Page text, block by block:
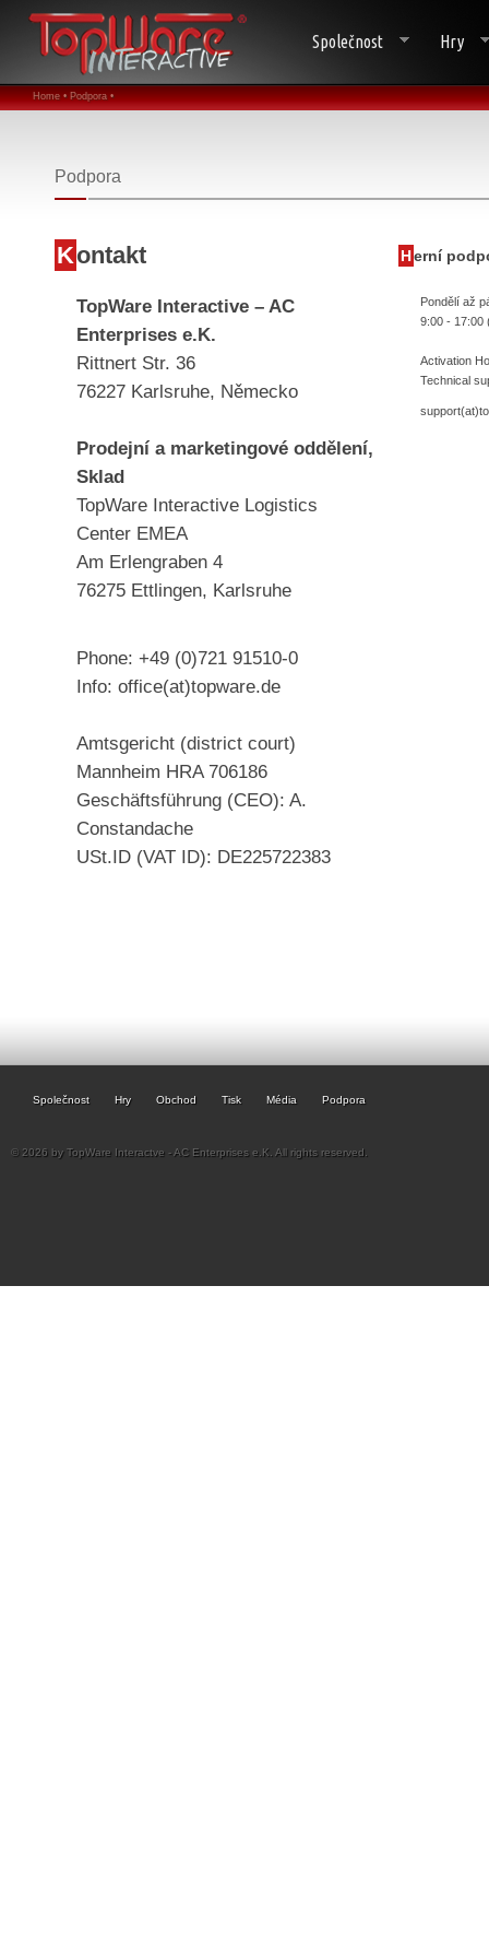
Společnost Hry
Home • Podpora •
Podpora
Kontakt Herní
TopWare Interactive – AC
Enterprises e.K.
Rittnert Str. 36
76227 Karlsruhe, Německo
Prodejní a marketingové oddělení,
Sklad
TopWare Interactive Logistics
Center EMEA
Am Erlengraben 4
76275 Ettlingen, Karlsruhe
Phone: +49 (0)721 91510-0
Info: office(at)topware.de
Amtsgericht (district court)
Mannheim HRA 706186
Geschäftsführung (CEO): A.
Constandache
USt.ID (VAT ID): DE225722383
Pondělí až
9:00 - 17:00
Activation
Technical
Společnost Hry Obchod Tisk Média Podpora
© 2026 by TopWare Interactve - AC Enterprises e.K. All rights reserved.